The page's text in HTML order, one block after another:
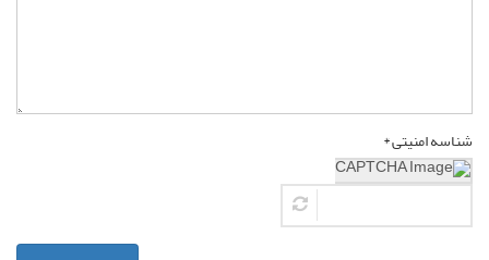
شناسه امنیتی *